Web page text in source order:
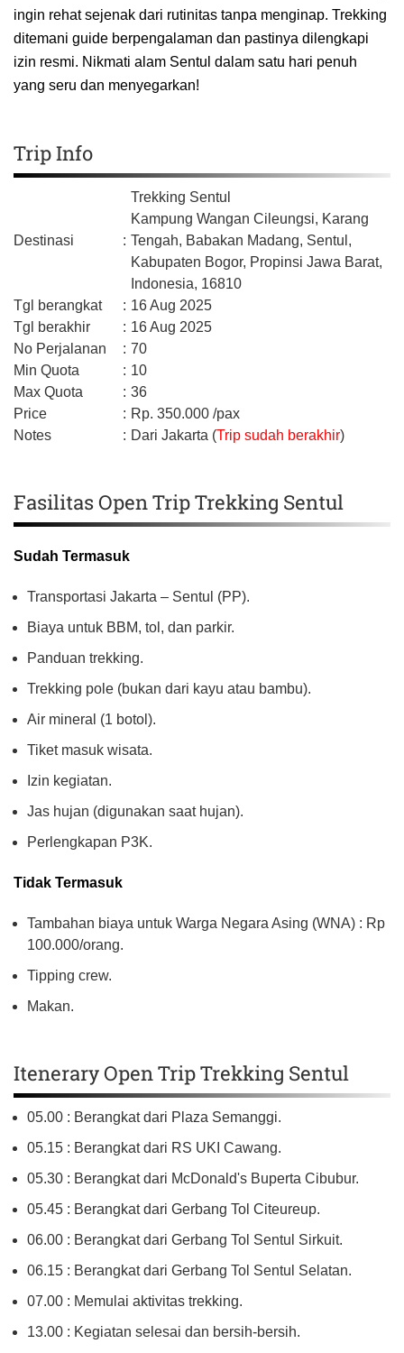
ingin rehat sejenak dari rutinitas tanpa menginap. Trekking
ditemani guide berpengalaman dan pastinya dilengkapi
izin resmi. Nikmati alam Sentul dalam satu hari penuh
yang seru dan menyegarkan!
Trip Info
Destinasi :
Trekking Sentul
Kampung Wangan Cileungsi, Karang
Tengah, Babakan Madang, Sentul,
Kabupaten Bogor, Propinsi Jawa Barat,
Indonesia, 16810
Tgl berangkat
: 16 Aug 2025
Tgl berakhir
: 16 Aug 2025
No Perjalanan
: 70
Min Quota
: 10
Max Quota
: 36
Price
: Rp. 350.000 /pax
Notes
: Dari Jakarta (Trip sudah berakhir)
Fasilitas Open Trip Trekking Sentul
Sudah Termasuk
Transportasi Jakarta – Sentul (PP).
Biaya untuk BBM, tol, dan parkir.
Panduan trekking.
Trekking pole (bukan dari kayu atau bambu).
Air mineral (1 botol).
Tiket masuk wisata.
Izin kegiatan.
Jas hujan (digunakan saat hujan).
Perlengkapan P3K.
Tidak Termasuk
Tambahan biaya untuk Warga Negara Asing (WNA) : Rp
100.000/orang.
Tipping crew.
Makan.
Itenerary Open Trip Trekking Sentul
05.00 : Berangkat dari Plaza Semanggi.
05.15 : Berangkat dari RS UKI Cawang.
05.30 : Berangkat dari McDonald's Buperta Cibubur.
05.45 : Berangkat dari Gerbang Tol Citeureup.
06.00 : Berangkat dari Gerbang Tol Sentul Sirkuit.
06.15 : Berangkat dari Gerbang Tol Sentul Selatan.
07.00 : Memulai aktivitas trekking.
13.00 : Kegiatan selesai dan bersih-bersih.